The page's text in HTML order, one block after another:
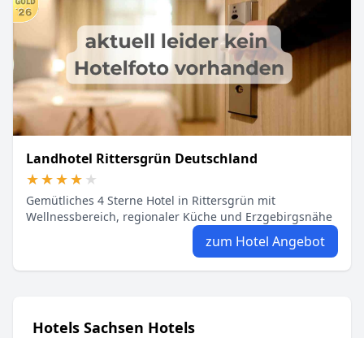
Landhotel Rittersgrün Deutschland
★★★★★
★★★★★
Gemütliches 4 Sterne Hotel in Rittersgrün mit
Wellnessbereich, regionaler Küche und Erzgebirgsnähe
zum Hotel Angebot
Hotels Sachsen Hotels